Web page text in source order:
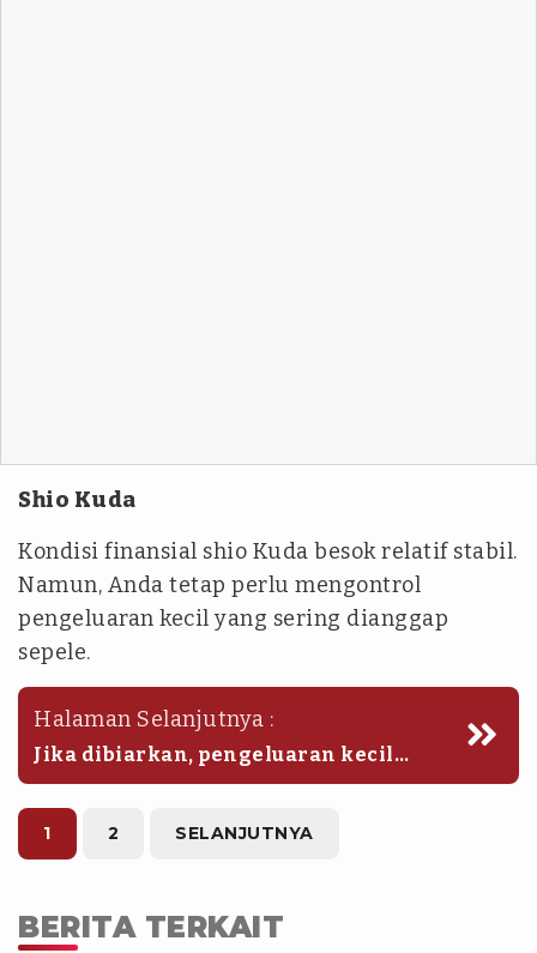
Shio Kuda
Kondisi finansial shio Kuda besok relatif stabil.
Namun, Anda tetap perlu mengontrol
pengeluaran kecil yang sering dianggap
sepele.
Halaman Selanjutnya :
Jika dibiarkan, pengeluaran kecil
tersebut bisa membuat kondisi
keuangan menjadi kurang sehat di
akhir bulan.
1 2 SELANJUTNYA
BERITA TERKAIT